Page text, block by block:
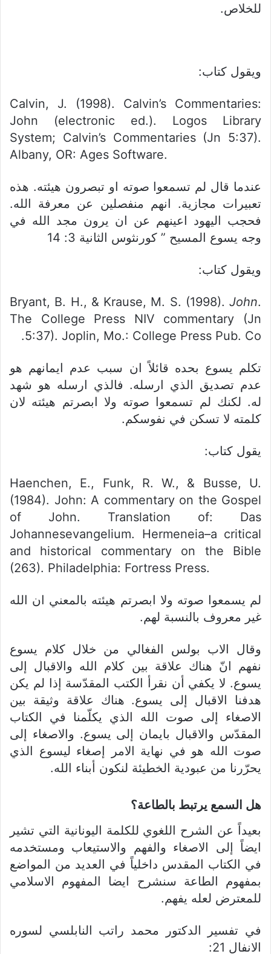
للخلاص.
ويقول كتاب:
Calvin, J. (1998). Calvin’s Commentaries:
John (electronic ed.). Logos Library
System; Calvin’s Commentaries (Jn 5:37).
Albany, OR: Ages Software.
عندما قال لم تسمعوا صوته او تبصرون هيئته. هذه
تعبيرات مجازية. انهم منفصلين عن معرفة الله.
فحجب اليهود اعينهم عن ان يرون مجد الله في
وجه يسوع المسيح ” كورنثوس الثانية 3: 14
ويقول كتاب:
Bryant, B. H., & Krause, M. S. (1998). John.
The College Press NIV commentary (Jn
5:37). Joplin, Mo.: College Press Pub. Co.
تكلم يسوع بحده قائلاً ان سبب عدم ايمانهم هو
عدم تصديق الذي ارسله. فالذي ارسله هو شهد
له. لكنك لم تسمعوا صوته ولا ابصرتم هيئته لان
كلمته لا تسكن في نفوسكم.
يقول كتاب:
Haenchen, E., Funk, R. W., & Busse, U.
(1984). John: A commentary on the Gospel
of John. Translation of: Das
Johannesevangelium. Hermeneia–a critical
and historical commentary on the Bible
(263). Philadelphia: Fortress Press.
لم يسمعوا صوته ولا ابصرتم هيئته بالمعني ان الله
غير معروف بالنسبة لهم.
وقال الاب بولس الفغالي من خلال كلام يسوع
نفهم انّ هناك علاقة بين كلام الله والاقبال إلى
يسوع. لا يكفي أن نقرأ الكتب المقدّسة إذا لم يكن
هدفنا الاقبال إلى يسوع. هناك علاقة وثيقة بين
الاصغاء إلى صوت الله الذي يكلّمنا في الكتاب
المقدّس والاقبال بايمان إلى يسوع. والاصغاء إلى
صوت الله هو في نهاية الامر إصغاء ليسوع الذي
يحرّرنا من عبودية الخطيئة لنكون أبناء الله.
هل السمع يرتبط بالطاعة؟
بعيداً عن الشرح اللغوي للكلمة اليونانية التي تشير
ايضاً إلى الاصغاء والفهم والاستيعاب ومستخدمه
في الكتاب المقدس داخلياً في العديد من المواضع
بمفهوم الطاعة سنشرح ايضا المفهوم الاسلامي
للمعترض لعله يفهم.
في تفسير الدكتور محمد راتب النابلسي لسوره
الانفال 21: